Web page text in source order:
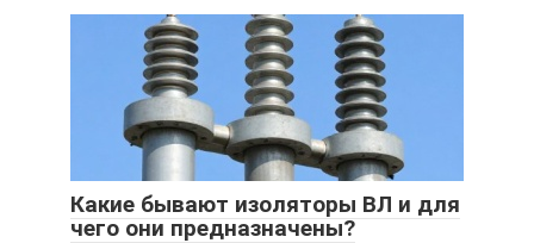
Какие бывают изоляторы ВЛ и для
чего они предназначены?